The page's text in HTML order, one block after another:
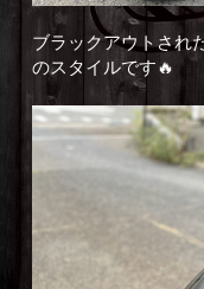
ブラックアウトされ
のスタイルです🔥